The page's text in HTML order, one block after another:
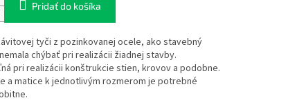
Pridať do košíka
tyči z pozinkovanej ocele, ako stavebný
chýbať pri realizácii žiadnej stavby.
pri realizácii konštrukcie stien, krovov a podobne.
a matice k jednotlivým rozmerom je potrebné